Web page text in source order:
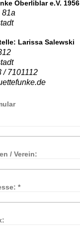
Oberliblar e.V. 1956
81a
Larissa Salewski
/ 7101112
/ Verein:
*